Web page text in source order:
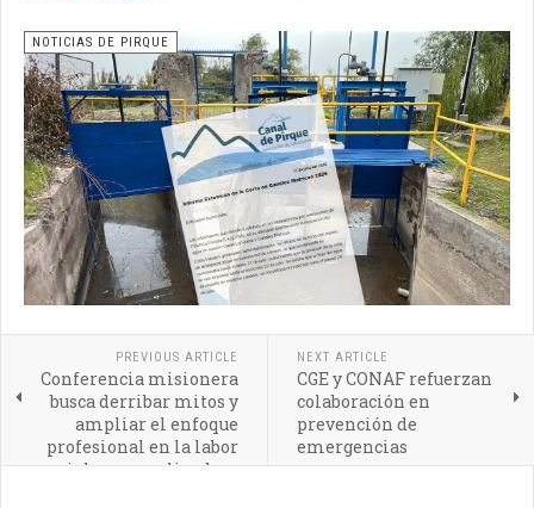
NOTICIAS DE PIRQUE
PREVIOUS ARTICLE
Conferencia misionera
busca derribar mitos y
ampliar el enfoque
profesional en la labor
social y evangelizadora
NEXT ARTICLE
CGE y CONAF refuerzan
colaboración en
prevención de
emergencias